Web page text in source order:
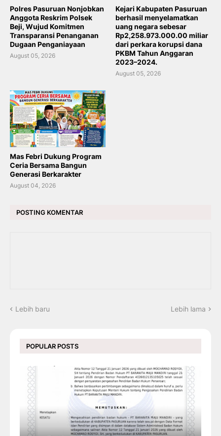
Polres Pasuruan Nonjobkan
Anggota Reskrim Polsek
Beji, Wujud Komitmen
Transparansi Penanganan
Dugaan Penganiayaan
August 05, 2026
Kejari Kabupaten Pasuruan
berhasil menyelamatkan
uang negara sebesar
Rp2,258.973.000.00 miliar
dari perkara korupsi dana
PKBM Tahun Anggaran
2023–2024.
August 05, 2026
Mas Febri Dukung Program
Ceria Bersama Bangun
Generasi Berkarakter
August 04, 2026
POSTING KOMENTAR
Lebih baru Lebih lama
POPULAR POSTS